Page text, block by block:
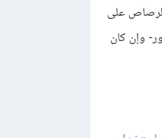
الرصاص على
وإن كان